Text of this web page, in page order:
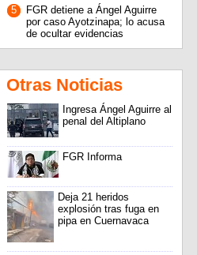
5
FGR detiene a Ángel Aguirre
por caso Ayotzinapa; lo acusa
de ocultar evidencias
Otras Noticias
Ingresa Ángel Aguirre al
penal del Altiplano
FGR Informa
Deja 21 heridos
explosión tras fuga en
pipa en Cuernavaca